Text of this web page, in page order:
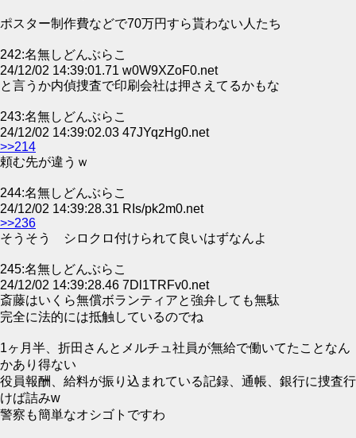
ポスター制作費などで70万円すら貰わない人たち
242:名無しどんぶらこ
24/12/02 14:39:01.71 w0W9XZoF0.net
と言うか内偵捜査で印刷会社は押さえてるかもな
243:名無しどんぶらこ
24/12/02 14:39:02.03 47JYqzHg0.net
>>214
頼む先が違うｗ
244:名無しどんぶらこ
24/12/02 14:39:28.31 RIs/pk2m0.net
>>236
そうそう シロクロ付けられて良いはずなんよ
245:名無しどんぶらこ
24/12/02 14:39:28.46 7Dl1TRFv0.net
斎藤はいくら無償ボランティアと強弁しても無駄
完全に法的には抵触しているのでね
1ヶ月半、折田さんとメルチュ社員が無給で働いてたことなん
かあり得ない
役員報酬、給料が振り込まれている記録、通帳、銀行に捜査行
けば詰みw
警察も簡単なオシゴトですわ